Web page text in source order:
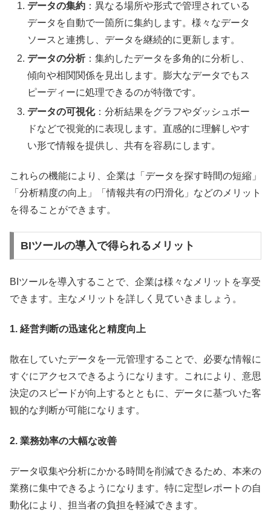
データの集約 ：異なる場所や形式で管理されている
データを自動で一箇所に集約します。様々なデータ
ソースと連携し、データを継続的に更新します。
データの分析：集約したデータを多角的に分析し、
傾向や相関関係を見出します。膨大なデータでもス
ピーディーに処理できるのが特徴です。
データの可視化：分析結果をグラフやダッシュボー
ドなどで視覚的に表現します。直感的に理解しやす
い形で情報を提供し、共有を容易にします。
これらの機能により、企業は「データを探す時間の短縮」
「分析精度の向上」「情報共有の円滑化」などのメリット
を得ることができます。
BIツールの導入で得られるメリット
BIツールを導入することで、企業は様々なメリットを享受
できます。主なメリットを詳しく見ていきましょう。
1. 経営判断の迅速化と精度向上
散在していたデータを一元管理することで、必要な情報に
すぐにアクセスできるようになります。これにより、意思
決定のスピードが向上するとともに、データに基づいた客
観的な判断が可能になります。
2. 業務効率の大幅な改善
データ収集や分析にかかる時間を削減できるため、本来の
業務に集中できるようになります。特に定型レポートの自
動化により、担当者の負担を軽減できます。